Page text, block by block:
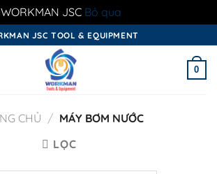
WORKMAN JSC Bỏ qua
JSC TOOL & EQUIPMENT
0
CHỦ / MÁY BƠM NƯỚC
LỌC